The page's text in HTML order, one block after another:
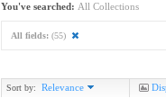
You've searched: All Collections
All fields: (55)
Sort by: Relevance